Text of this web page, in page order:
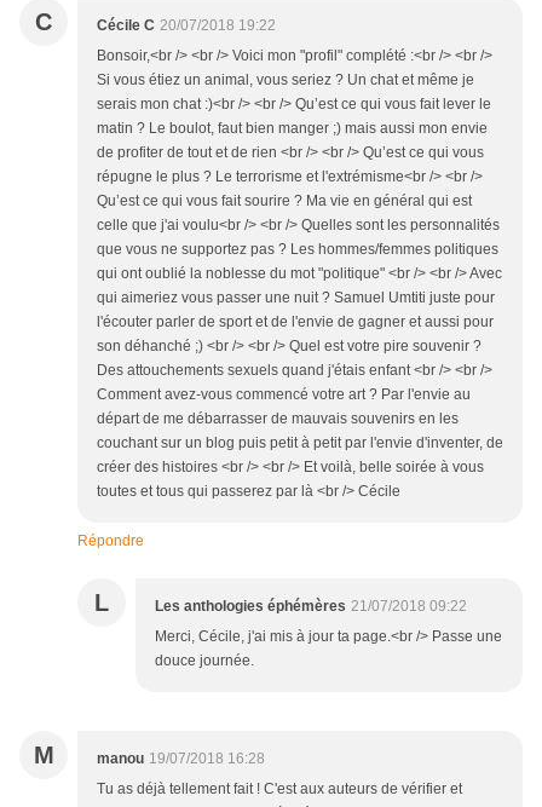
C Cécile C 20/07/2018 19:22
Bonsoir,<br /> <br /> Voici mon "profil" complété :<br /> <br />
Si vous étiez un animal, vous seriez ? Un chat et même je
serais mon chat :)<br /> <br /> Qu’est ce qui vous fait lever le
matin ? Le boulot, faut bien manger ;) mais aussi mon envie
de profiter de tout et de rien <br /> <br /> Qu’est ce qui vous
répugne le plus ? Le terrorisme et l'extrémisme<br /> <br />
Qu’est ce qui vous fait sourire ? Ma vie en général qui est
celle que j'ai voulu<br /> <br /> Quelles sont les personnalités
que vous ne supportez pas ? Les hommes/femmes politiques
qui ont oublié la noblesse du mot "politique" <br /> <br /> Avec
qui aimeriez vous passer une nuit ? Samuel Umtiti juste pour
l'écouter parler de sport et de l'envie de gagner et aussi pour
son déhanché ;) <br /> <br /> Quel est votre pire souvenir ?
Des attouchements sexuels quand j'étais enfant <br /> <br />
Comment avez-vous commencé votre art ? Par l'envie au
départ de me débarrasser de mauvais souvenirs en les
couchant sur un blog puis petit à petit par l'envie d'inventer, de
créer des histoires <br /> <br /> Et voilà, belle soirée à vous
toutes et tous qui passerez par là <br /> Cécile
Répondre
L Les anthologies éphémères 21/07/2018 09:22
Merci, Cécile, j'ai mis à jour ta page.<br /> Passe une
douce journée.
M manou 19/07/2018 16:28
Tu as déjà tellement fait ! C'est aux auteurs de vérifier et